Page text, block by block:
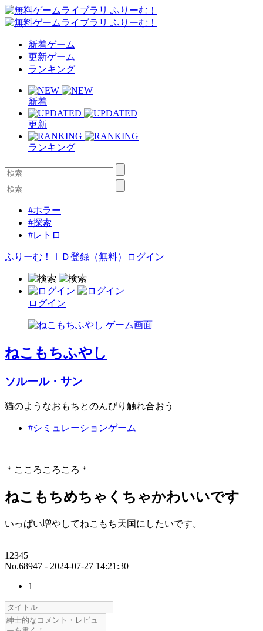
新着ゲーム
更新ゲーム
ランキング
新着
更新
ランキング
#ホラー
#探索
#レトロ
ふりーむ！ＩＤ登録（無料） ログイン
ログイン
ねこもちふやし
ソルール・サン
猫のようなおもちとのんびり触れ合おう
#シミュレーションゲーム
＊こころころころ＊
ねこもちめちゃくちゃかわいいです
いっぱい増やしてねこもち天国にしたいです。
12345
No.68947 - 2024-07-27 14:21:30
1